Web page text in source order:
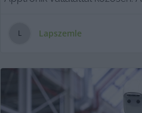
L Lapszemle